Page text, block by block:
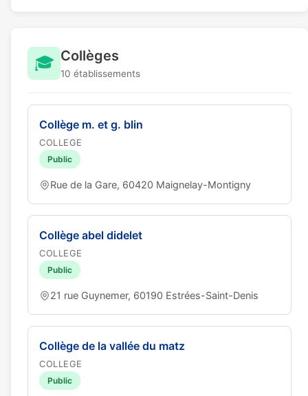
🎓 Collèges
10 établissements
Collège m. et g. blin
COLLEGE
Public
Rue de la Gare, 60420 Maignelay-Montigny
Collège abel didelet
COLLEGE
Public
21 rue Guynemer, 60190 Estrées-Saint-Denis
Collège de la vallée du matz
COLLEGE
Public